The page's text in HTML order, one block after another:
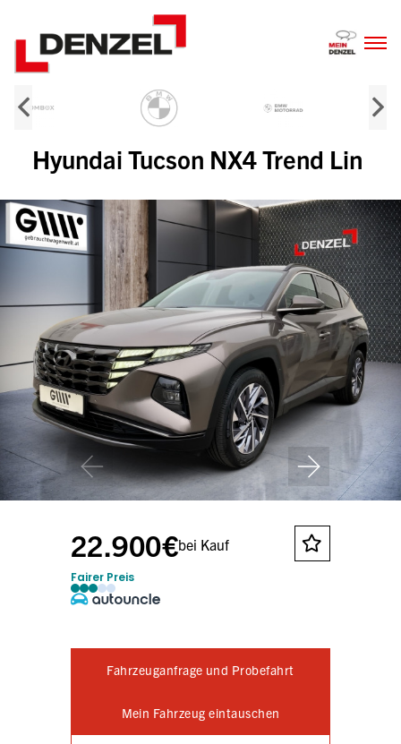
Inhalt
Hyundai Tucson NX4 Trend Lin
22.900€bei Kauf
Fairer Preis
Fahrzeuganfrage und Probefahrt
Mein Fahrzeug eintauschen